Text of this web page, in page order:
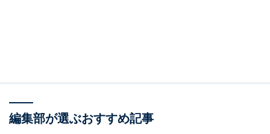
編集部が選ぶおすすめ記事